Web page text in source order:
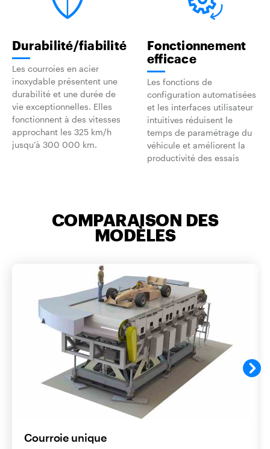
Durabilité/fiabilité
Les courroies en acier
inoxydable présentent une
durabilité et une durée de
vie exceptionnelles. Elles
fonctionnent à des vitesses
approchant les 325 km/h
jusqu’à 300 000 km.
Fonctionnement
efficace
Les fonctions de
configuration automatisées
et les interfaces utilisateur
intuitives réduisent le
temps de paramétrage du
véhicule et améliorent la
productivité des essais
COMPARAISON DES
MODÈLES
Courroie unique